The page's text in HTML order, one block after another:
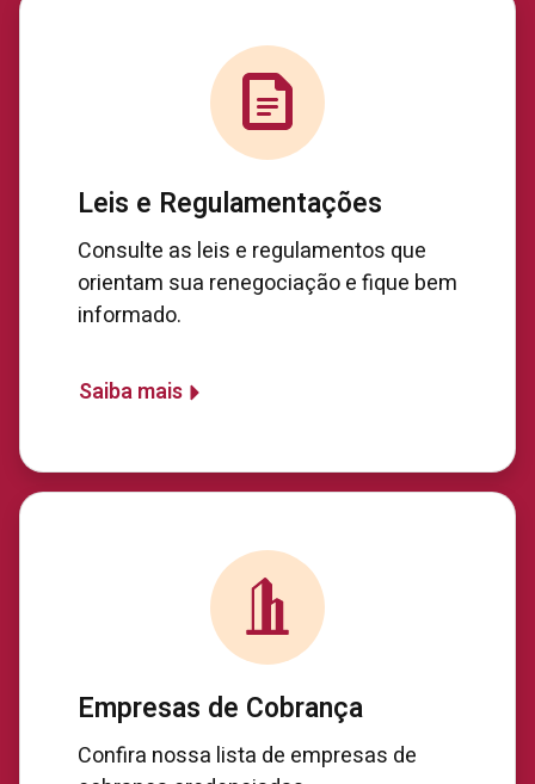
Leis e Regulamentações
Consulte as leis e regulamentos que
orientam sua renegociação e fique bem
informado.
Saiba mais
Empresas de Cobrança
Confira nossa lista de empresas de